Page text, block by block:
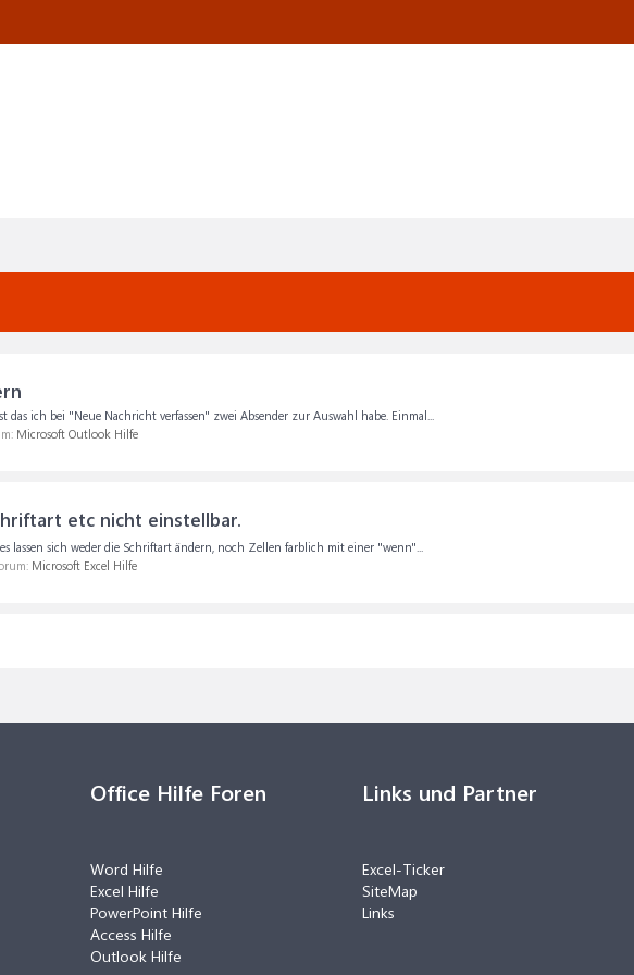
ich bei "Neue Nachricht verfassen" zwei Absender zur Auswahl habe. Einmal...
Microsoft Outlook Hilfe
etc nicht einstellbar.
lassen sich weder die Schriftart ändern, noch Zellen farblich mit einer "wenn"...
Microsoft Excel Hilfe
Office Hilfe Foren
Word Hilfe
Excel Hilfe
PowerPoint Hilfe
Access Hilfe
Outlook Hilfe
Links und Partner
Excel-Ticker
SiteMap
Links